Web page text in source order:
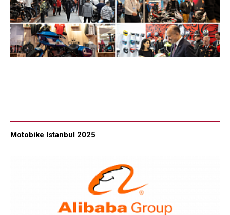
Motobike Istanbul 2025